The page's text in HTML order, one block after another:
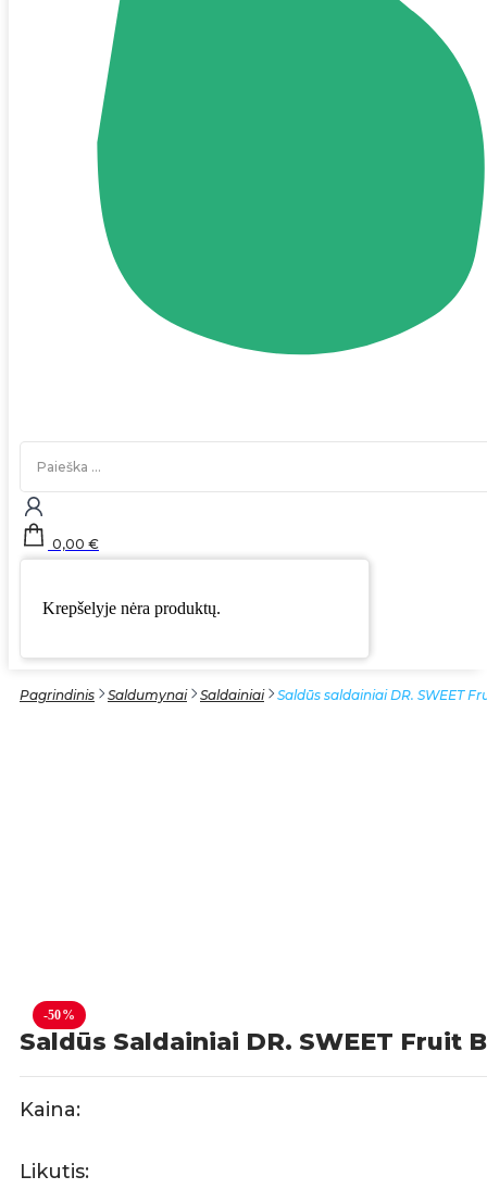
Search
0,00 €
Krepšelyje nėra produktų.
Pagrindinis Saldumynai Saldainiai Saldūs saldainiai DR. SWEET
-50%
Saldūs Saldainiai DR. SWEET Fruit
Kaina:
Likutis: